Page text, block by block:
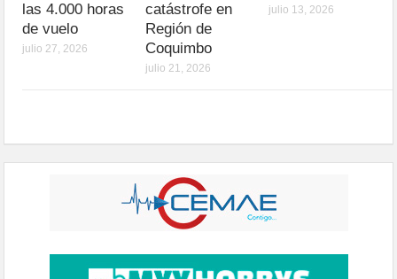
las 4.000 horas
de vuelo
julio 27, 2026
catástrofe en
Región de
Coquimbo
julio 21, 2026
julio 13, 2026